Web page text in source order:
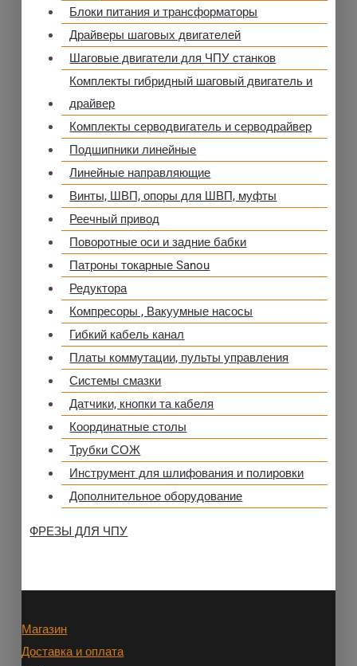
Блоки питания и трансформаторы
Драйверы шаговых двигателей
Шаговые двигатели для ЧПУ станков
Комплекты гибридный шаговый двигатель и
драйвер
Комплекты серводвигатель и серводрайвер
Подшипники линейные
Линейные направляющие
Винты, ШВП, опоры для ШВП, муфты
Реечный привод
Поворотные оси и задние бабки
Патроны токарные Sanou
Редуктора
Компресоры , Вакуумные насосы
Гибкий кабель канал
Платы коммутации, пульты управления
Системы смазки
Датчики, кнопки та кабеля
Координатные столы
Трубки СОЖ
Инструмент для шлифования и полировки
Дополнительное оборудование
ФРЕЗЫ ДЛЯ ЧПУ
Магазин
Доставка и оплата